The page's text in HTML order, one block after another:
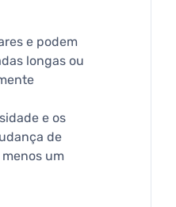
e podem
longas ou
e os
de
um